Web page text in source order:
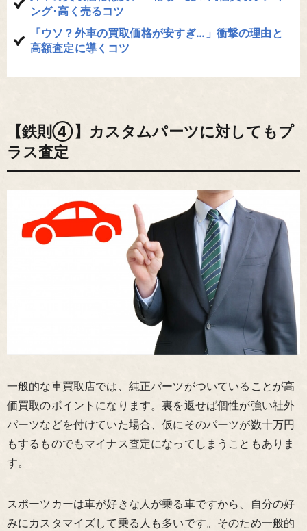
ング･高く売るコツ
「ウソ？外車の買取価格が安すぎ…」衝撃の理由と
高額査定に導くコツ
【鉄則④】カスタムパーツに対してもプ
ラス査定
一般的な車買取店では、純正パーツがついていることが高
価買取のポイントになります。裏を返せば個性が強い社外
パーツなどを付けていた場合、仮にそのパーツが数十万円
もするものでもマイナス査定になってしまうこともありま
す。
スポーツカーは車が好きな人が乗る車ですから、自分の好
みにカスタマイズして乗る人も多いです。そのため一般的